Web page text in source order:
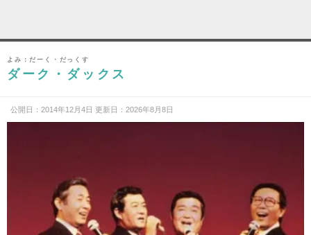
よみ：だーく・だっくす
ダーク・ダックス
公開日：2014年12月4日 更新日：2026年8月8日